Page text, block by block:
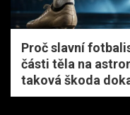
Proč slavní
části těla na
taková škoda